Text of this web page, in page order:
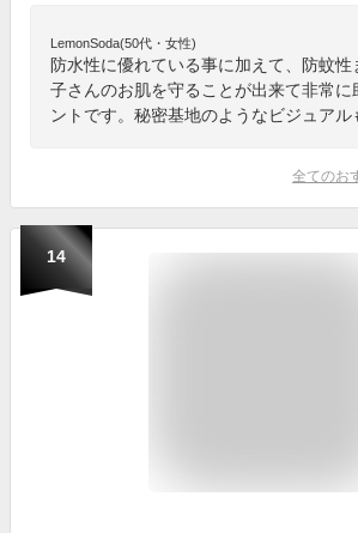
LemonSoda(50代・女性)
防水性に優れている事に加えて、防蚊性
子さんのお肌を守ることが出来て非常に
ントです。秘密基地のようなビジュアル
全てのお
14